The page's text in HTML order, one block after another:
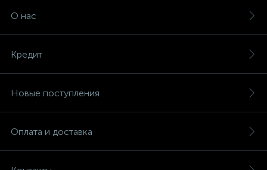
О нас
Кредит
Новые поступления
Оплата и доставка